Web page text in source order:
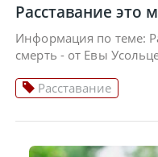
Расставание это
Информация по теме:
смерть - от Евы
Расставание